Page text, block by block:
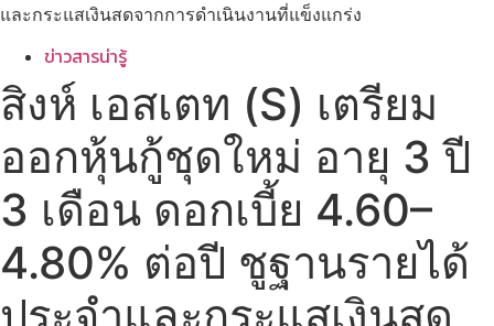
และกระแสเงินสดจากการดำเนินงานที่แข็งแกร่ง
ข่าวสารน่ารู้
สิงห์ เอสเตท (S) เตรียม
ออกหุ้นกู้ชุดใหม่ อายุ 3 ปี
3 เดือน ดอกเบี้ย 4.60–
4.80% ต่อปี ชูฐานรายได้